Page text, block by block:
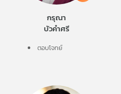
กรุณา
บัวคำศรี
ตอบโจทย์